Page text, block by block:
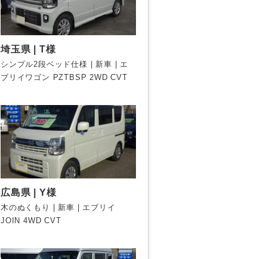
埼玉県 | T様
シンプル2段ベッド仕様 | 新車 | エ
ブリイワゴン PZTBSP 2WD CVT
広島県 | Y様
木のぬくもり | 新車 | エブリイ
JOIN 4WD CVT